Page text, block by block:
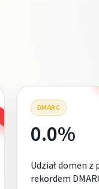
DMARC
0.0%
Udział domen
rekordem